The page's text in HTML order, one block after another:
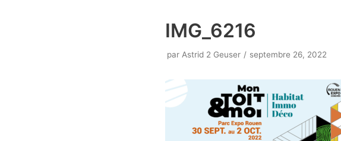
IMG_6216
par Astrid 2 Geuser septembre 26, 2022